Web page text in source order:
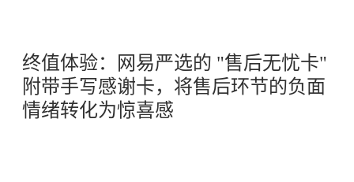
终值体验：网易严选的 "售后无忧卡"
附带手写感谢卡，将售后环节的负面
情绪转化为惊喜感